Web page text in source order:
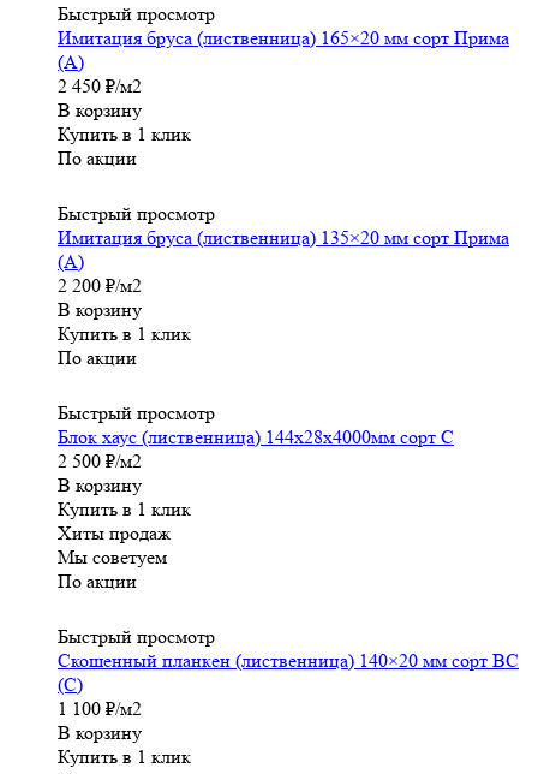
Быстрый просмотр
Имитация бруса (лиственница) 165×20 мм сорт Прима
(А)
2 450 ₽/м2
В корзину
Купить в 1 клик
По акции
Быстрый просмотр
Имитация бруса (лиственница) 135×20 мм сорт Прима
(А)
2 200 ₽/м2
В корзину
Купить в 1 клик
По акции
Быстрый просмотр
Блок хаус (лиственница) 144x28x4000мм сорт С
2 500 ₽/м2
В корзину
Купить в 1 клик
Хиты продаж
Мы советуем
По акции
Быстрый просмотр
Скошенный планкен (лиственница) 140×20 мм сорт ВС
(С)
1 100 ₽/м2
В корзину
Купить в 1 клик